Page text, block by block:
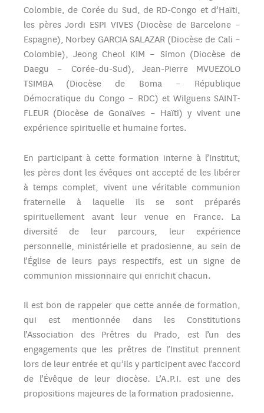
Colombie, de Corée du Sud, de RD-Congo et d’Haïti,
les pères Jordi ESPI VIVES (Diocèse de Barcelone –
Espagne), Norbey GARCIA SALAZAR (Diocèse de Cali –
Colombie), Jeong Cheol KIM – Simon (Diocèse de
Daegu – Corée-du-Sud), Jean-Pierre MVUEZOLO
TSIMBA (Diocèse de Boma – République
Démocratique du Congo – RDC) et Wilguens SAINT-
FLEUR (Diocèse de Gonaïves – Haïti) y vivent une
expérience spirituelle et humaine fortes.
En participant à cette formation interne à l’Institut,
les pères dont les évêques ont accepté de les libérer
à temps complet, vivent une véritable communion
fraternelle à laquelle ils se sont préparés
spirituellement avant leur venue en France. La
diversité de leur parcours, leur expérience
personnelle, ministérielle et pradosienne, au sein de
l’Église de leurs pays respectifs, est un signe de
communion missionnaire qui enrichit chacun.
Il est bon de rappeler que cette année de formation,
qui est mentionnée dans les Constitutions
l’Association des Prêtres du Prado, est l’un des
engagements que les prêtres de l’Institut prennent
lors de leur entrée et qu’ils y participent avec l’accord
de l’Évêque de leur diocèse. L’A.P.I. est une des
propositions majeures de la formation pradosienne.